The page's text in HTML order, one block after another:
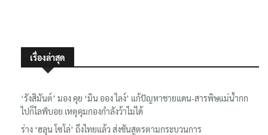
เรื่องล่าสุด
‘รังสิมันต์’ มอง คุย ‘มิน ออง ไลง์’ แก้ปัญหาชายแดน-สารพิษแม่น้ำกก
ไปก็ไลฟ์บอย เหตุคุมกองกำลังว้าไม่ได้
ร่าง ‘ฮลุน โซโล่’ ถึงไทยแล้ว ส่งชันสูตรตามกระบวนการ